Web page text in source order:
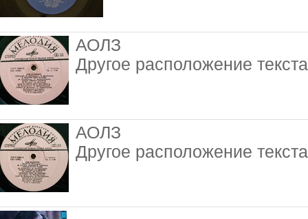
АОЛЗ
Другое расположение
АОЛЗ
Другое расположение